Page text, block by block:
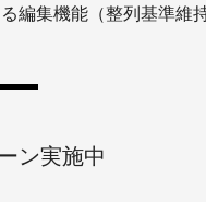
編集機能（整列基準維持
ン実施中